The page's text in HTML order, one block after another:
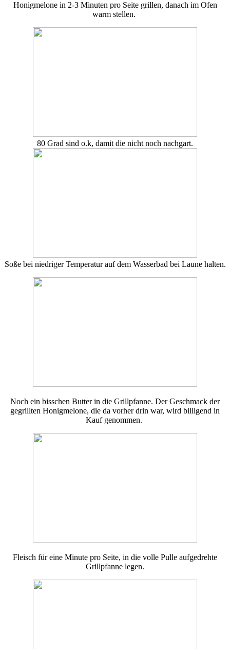
Honigmelone in 2-3 Minuten pro Seite grillen, danach im Ofen
warm stellen.
80 Grad sind o.k, damit die nicht noch nachgart.
Soße bei niedriger Temperatur auf dem Wasserbad bei Laune halten.
Noch ein bisschen Butter in die Grillpfanne. Der Geschmack der
gegrillten Honigmelone, die da vorher drin war, wird billigend in
Kauf genommen.
Fleisch für eine Minute pro Seite, in die volle Pulle aufgedrehte
Grillpfanne legen.